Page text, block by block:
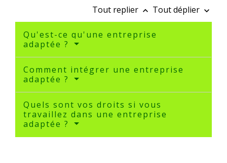
Tout replier keyboard_arrow_up Tout déplier keyboard_arrow_down
Qu'est-ce qu'une entreprise
adaptée ?
Comment intégrer une entreprise
adaptée ?
Quels sont vos droits si vous
travaillez dans une entreprise
adaptée ?